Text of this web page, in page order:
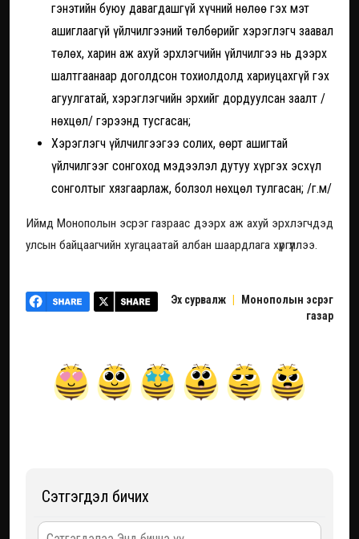
гэнэтийн буюу давагдашгүй хүчний нөлөө гэх мэт
ашиглаагүй үйлчилгээний төлбөрийг хэрэглэгч заавал
төлөх, харин аж ахуй эрхлэгчийн үйлчилгээ нь дээрх
шалтгаанаар доголдсон тохиолдолд хариуцахгүй гэх
агуулгатай, хэрэглэгчийн эрхийг дордуулсан заалт /
нөхцөл/ гэрээнд тусгасан;
Хэрэглэгч үйлчилгээгээ солих, өөрт ашигтай
үйлчилгээг сонгоход мэдээлэл дутуу хүргэх эсхүл
сонголтыг хязгаарлаж, болзол нөхцөл тулгасан; /г.м/
Иймд Монополын эсрэг газраас дээрх аж ахуй эрхлэгчдэд
улсын байцаагчийн хугацаатай албан шаардлага хүргүүллээ.
Эх сурвалж
Монополын эсрэг
газар
Сэтгэгдэл бичих